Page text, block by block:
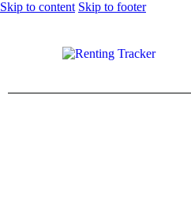
Skip to content Skip to footer